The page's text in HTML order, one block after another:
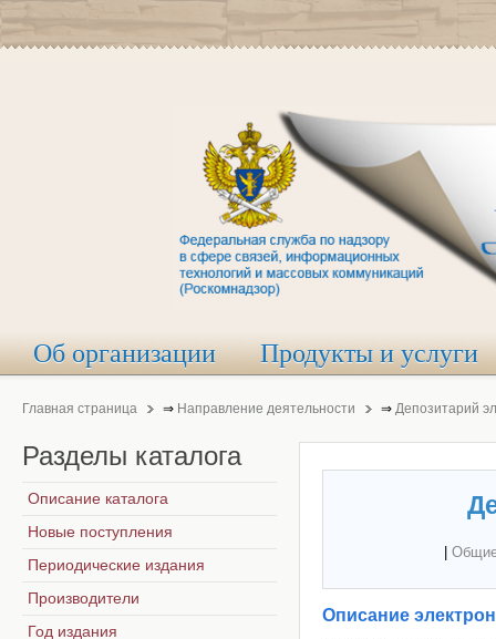
Об организации Продукты и услуги
Главная страница ⇒ Направление деятельности ⇒ Депозитарий
Описание
Разделы каталога
Описание каталога
Новые поступления
Периодические издания
Производители
Год издания